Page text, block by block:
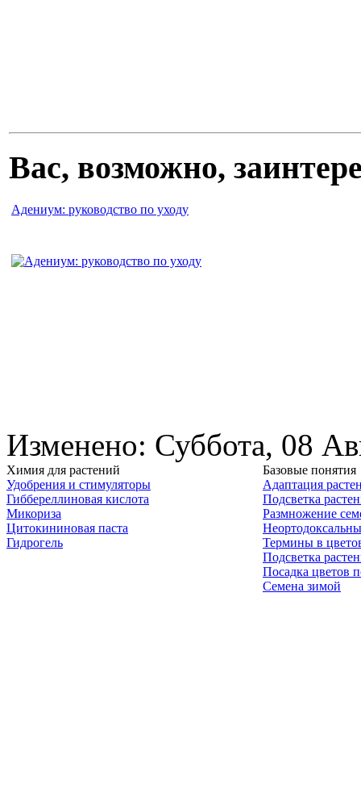
Вас, возможно,
Адениум: руководство по уходу
Изменено: Суббота, 08
Химия для растений
Удобрения и стимуляторы
Гиббереллиновая кислота
Микориза
Цитокининовая паста
Гидрогель
Базовые понятия
Адаптация
Подсветка
Размножение
Термины в
Подсветка
Посадка цветов
Семена зимой